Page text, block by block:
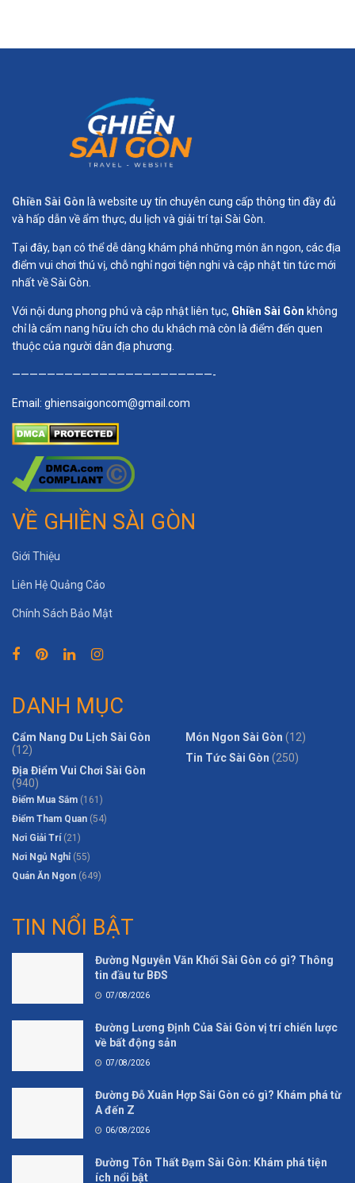
Ghiền Sài Gòn là website uy tín chuyên cung cấp thông tin đầy đủ
và hấp dẫn về ẩm thực, du lịch và giải trí tại Sài Gòn.
Tại đây, bạn có thể dễ dàng khám phá những món ăn ngon, các địa
điểm vui chơi thú vị, chỗ nghỉ ngơi tiện nghi và cập nhật tin tức mới
nhất về Sài Gòn.
Với nội dung phong phú và cập nhật liên tục, Ghiền Sài Gòn không
chỉ là cẩm nang hữu ích cho du khách mà còn là điểm đến quen
thuộc của người dân địa phương.
———————————————————————-
Email: ghiensaigoncom@gmail.com
VỀ GHIỀN SÀI GÒN
Giới Thiệu
Liên Hệ Quảng Cáo
Chính Sách Bảo Mật
DANH MỤC
Cẩm Nang Du Lịch Sài Gòn
(12)
Địa Điểm Vui Chơi Sài Gòn
(940)
Điểm Mua Sắm (161)
Điểm Tham Quan (54)
Nơi Giải Trí (21)
Nơi Ngủ Nghỉ (55)
Quán Ăn Ngon (649)
Món Ngon Sài Gòn (12)
Tin Tức Sài Gòn (250)
TIN NỔI BẬT
Đường Nguyễn Văn Khối Sài Gòn có gì? Thông
tin đầu tư BĐS
07/08/2026
Đường Lương Định Của Sài Gòn vị trí chiến lược
về bất động sản
07/08/2026
Đường Đỗ Xuân Hợp Sài Gòn có gì? Khám phá từ
A đến Z
06/08/2026
Đường Tôn Thất Đạm Sài Gòn: Khám phá tiện
ích nổi bật